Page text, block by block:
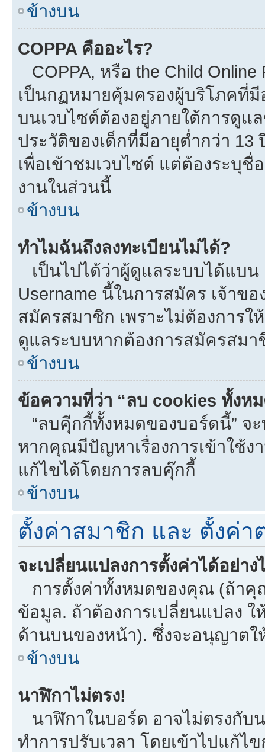
ข้างบน
COPPA คืออะไร?
COPPA, หรือ the Child Online
เป็นกฏหมายคุ้มครองผู้บริโภคที่มี
บนเวบไซต์ต้องอยู่ภายใต้การดูแ
ประวัติของเด็กที่มีอายุต่ำกว่า
เพื่อเข้าชมเวบไซต์ แต่ต้องระบุชื่
งานในส่วนนี้
ข้างบน
ทำไมฉันถึงลงทะเบียนไม่ได้?
เป็นไปได้ว่าผู้ดูแลระบบได้แบน
Username นี้ในการสมัคร เจ้าข
สมัครสมาชิก เพราะไม่ต้องการ
ดูแลระบบหากต้องการสมัครสมา
ข้างบน
ข้อความที่ว่า “ลบ cookies ทั้งห
“ลบคุีกกี้ทั้งหมดของบอร์ดนี้” จ
หากคุณมีปัญหาเรื่องการเข้าใช้ง
แก้ไขได้โดยการลบคุ๊กกี้
ข้างบน
ตั้งค่าสมาชิก และ ตั้งค่า
จะเปลี่ยนแปลงการตั้งค่าได้อย่าง
การตั้งค่าทั้งหมดของคุณ (ถ้าคุ
ข้อมูล. ถ้าต้องการเปลี่ยนแปลง
ด้านบนของหน้า). ซึ่งจะอนุญาต
ข้างบน
นาฬิกาไม่ตรง!
นาฬิกาในบอร์ด อาจไม่ตรงกั
ทำการปรับเวลา โดยเข้าไปแก้ไ